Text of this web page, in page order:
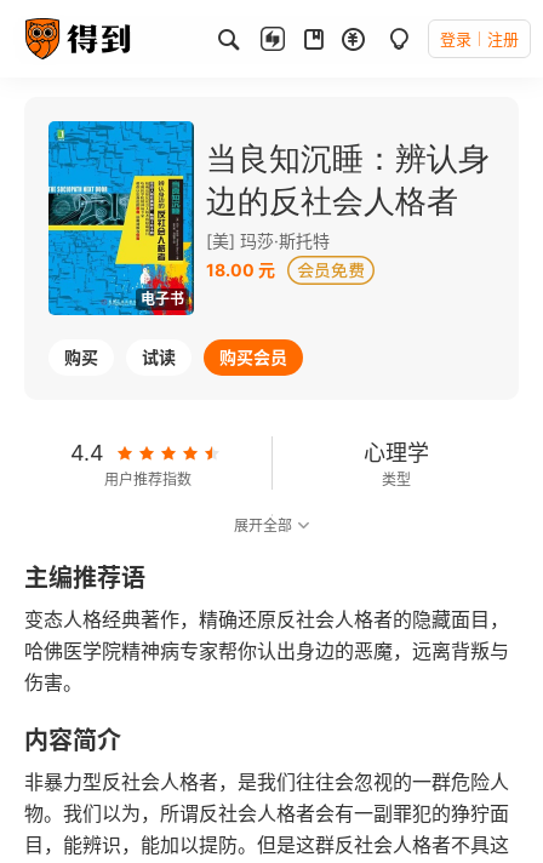
登录 注册
电子书
当良知沉睡：辨认身
边的反社会人格者
[美] 玛莎·斯托特
18.00 元
购买 试读 购买会员
4.4
用户推荐指数
心理学
类型
151千字
字数
2016-07-01
发行日期
展开全部
主编推荐语
变态人格经典著作，精确还原反社会人格者的隐藏面目，
哈佛医学院精神病专家帮你认出身边的恶魔，远离背叛与
伤害。
内容简介
非暴力型反社会人格者，是我们往往会忽视的一群危险人
物。我们以为，所谓反社会人格者会有一副罪犯的狰狞面
目，能辨识，能加以提防。但是这群反社会人格者不具这